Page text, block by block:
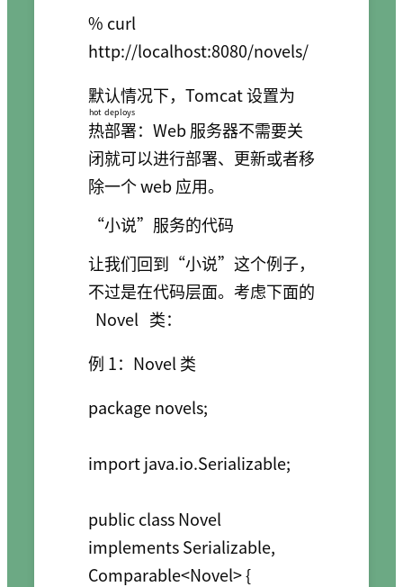
% curl
默认情况下，Tomcat 设置为
热部署
hot deploys
：Web 服务器不需要关
闭就可以进行部署、更新或者移
除一个 web 应用。
“小说”服务的代码
让我们回到“小说”这个例子，
不过是在代码层面。考虑下面的
Novel 类：
例 1：Novel 类
package novels;
import java.io.Serializable;
public class Novel
implements Serializable,
Comparable<Novel> {